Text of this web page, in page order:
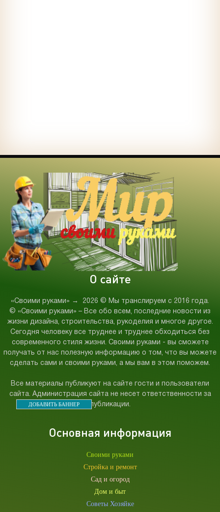
О сайте
«Своими руками» → 2026 © Мы транслируем с 2016 года.
© «Своими руками» – Все обо всем, последние новости из
жизни дизайна, строительства, рукоделия и многое другое.
Сегодня человеку все труднее и труднее обходиться без
современного стиля жизни. Своими руками - вы сможете
получать от нас полезную информацию о том, что вы можете
сделать сами и своими руками, а мы вам в этом поможем.
Все материалы публикуют на сайте гости и пользователи
сайта. Администрация сайта не несет ответственности за
публикации.
ДОБАВИТЬ БАННЕР
Основная информация
Своими руками
Стройка и ремонт
Сад и огород
Дом и быт
Советы Хозяйке